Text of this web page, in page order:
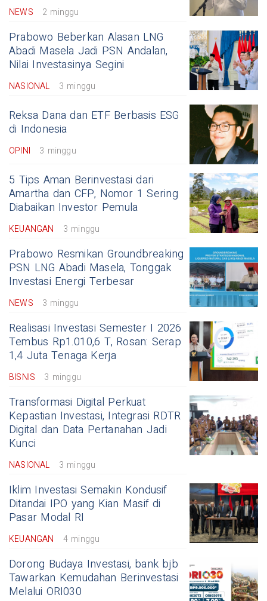
NEWS 2 minggu
Prabowo Beberkan Alasan LNG
Abadi Masela Jadi PSN Andalan,
Nilai Investasinya Segini
NASIONAL 3 minggu
Reksa Dana dan ETF Berbasis ESG
di Indonesia
OPINI 3 minggu
5 Tips Aman Berinvestasi dari
Amartha dan CFP, Nomor 1 Sering
Diabaikan Investor Pemula
KEUANGAN 3 minggu
Prabowo Resmikan Groundbreaking
PSN LNG Abadi Masela, Tonggak
Investasi Energi Terbesar
NEWS 3 minggu
Realisasi Investasi Semester I 2026
Tembus Rp1.010,6 T, Rosan: Serap
1,4 Juta Tenaga Kerja
BISNIS 3 minggu
Transformasi Digital Perkuat
Kepastian Investasi, Integrasi RDTR
Digital dan Data Pertanahan Jadi
Kunci
NASIONAL 3 minggu
Iklim Investasi Semakin Kondusif
Ditandai IPO yang Kian Masif di
Pasar Modal RI
KEUANGAN 4 minggu
Dorong Budaya Investasi, bank bjb
Tawarkan Kemudahan Berinvestasi
Melalui ORI030